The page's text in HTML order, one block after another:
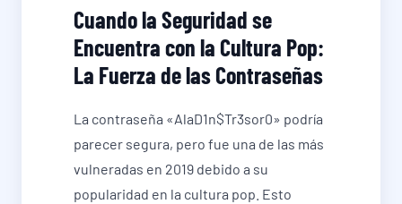
Cuando la Seguridad se
Encuentra con la Cultura Pop:
La Fuerza de las Contraseñas
La contraseña «AlaD1n$Tr3sor0» podría
parecer segura, pero fue una de las más
vulneradas en 2019 debido a su
popularidad en la cultura pop. Esto